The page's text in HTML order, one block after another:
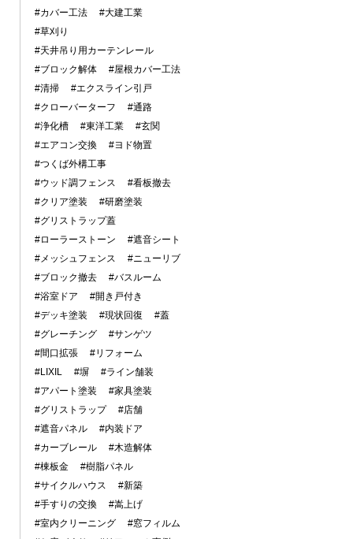
#カバー工法
#大建工業
#草刈り
#天井吊り用カーテンレール
#ブロック解体
#屋根カバー工法
#清掃
#エクスライン引戸
#クローバーターフ
#通路
#浄化槽
#東洋工業
#玄関
#エアコン交換
#ヨド物置
#つくば外構工事
#ウッド調フェンス
#看板撤去
#クリア塗装
#研磨塗装
#グリストラップ蓋
#ローラーストーン
#遮音シート
#メッシュフェンス
#ニューリブ
#ブロック撤去
#バスルーム
#浴室ドア
#開き戸付き
#デッキ塗装
#現状回復
#蓋
#グレーチング
#サンゲツ
#間口拡張
#リフォーム
#LIXIL
#塀
#ライン舗装
#アパート塗装
#家具塗装
#グリストラップ
#店舗
#遮音パネル
#内装ドア
#カーブレール
#木造解体
#棟板金
#樹脂パネル
#サイクルハウス
#新築
#手すりの交換
#嵩上げ
#室内クリーニング
#窓フィルム